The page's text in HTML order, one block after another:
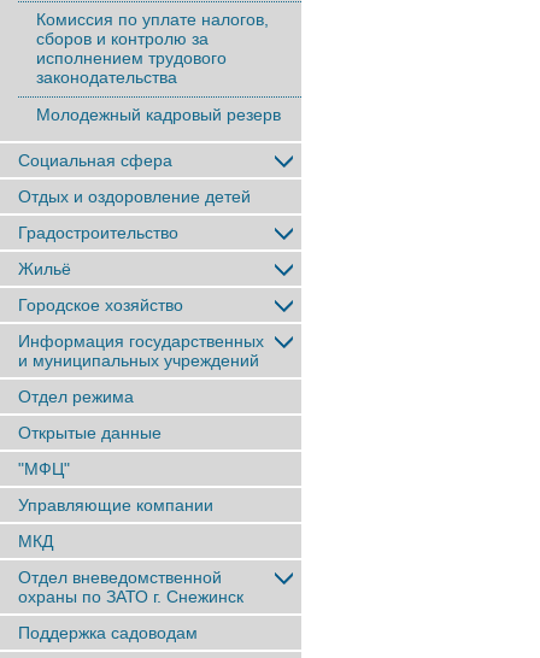
Комиссия по уплате налогов,
сборов и контролю за
исполнением трудового
законодательства
Молодежный кадровый резерв
Социальная сфера
Отдых и оздоровление детей
Градостроительство
Жильё
Городское хозяйство
Информация государственных
и муниципальных учреждений
Отдел режима
Открытые данные
"МФЦ"
Управляющие компании
МКД
Отдел вневедомственной
охраны по ЗАТО г. Снежинск
Поддержка садоводам